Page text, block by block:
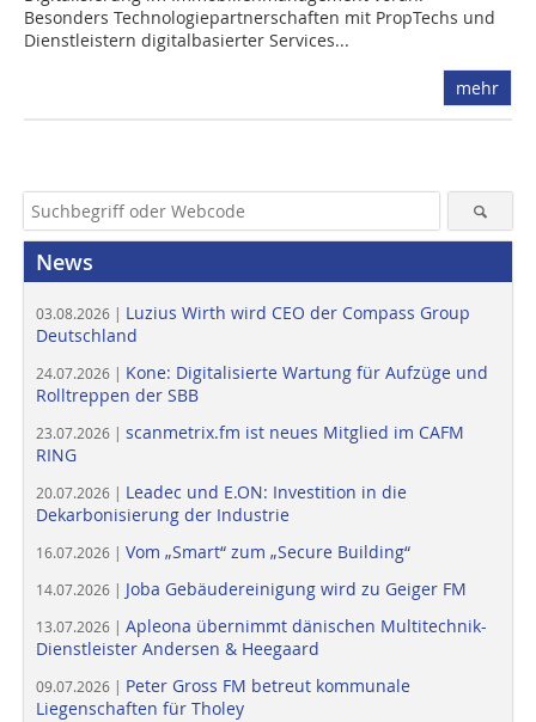
Besonders Technologiepartnerschaften mit PropTechs und
Dienstleistern digitalbasierter Services...
mehr
News
03.08.2026 | Luzius Wirth wird CEO der Compass Group
Deutschland
24.07.2026 | Kone: Digitalisierte Wartung für Aufzüge und
Rolltreppen der SBB
23.07.2026 | scanmetrix.fm ist neues Mitglied im CAFM
RING
20.07.2026 | Leadec und E.ON: Investition in die
Dekarbonisierung der Industrie
16.07.2026 | Vom „Smart“ zum „Secure Building“
14.07.2026 | Joba Gebäudereinigung wird zu Geiger FM
13.07.2026 | Apleona übernimmt dänischen Multitechnik-
Dienstleister Andersen & Heegaard
09.07.2026 | Peter Gross FM betreut kommunale
Liegenschaften für Tholey